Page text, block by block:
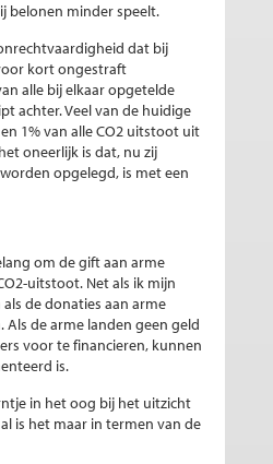
belonen minder speelt.
dat bij
kort ongestraft
alle bij elkaar opgetelde
achter. Veel van de huidige
1% van alle CO2 uitstoot uit
oneerlijk is dat, nu zij
opgelegd, is met een
om de gift aan arme
uitstoot. Net als ik mijn
de donaties aan arme
de arme landen geen geld
voor te financieren, kunnen
is.
in het oog bij het uitzicht
is het maar in termen van de